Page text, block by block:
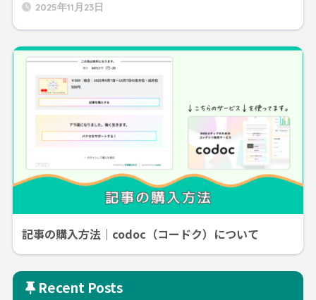
2025年11月23日
記事の購入方法｜codoc（コードク）について
Recent Posts